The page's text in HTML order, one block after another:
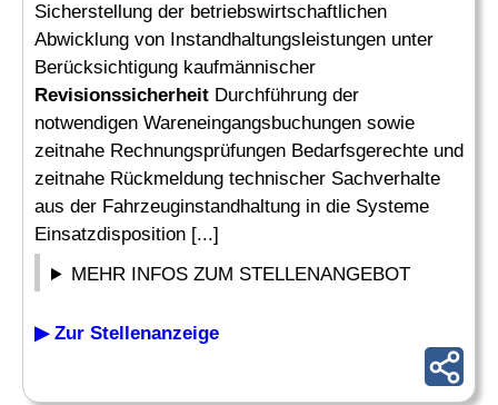
Sicherstellung der betriebswirtschaftlichen
Abwicklung von Instandhaltungsleistungen unter
Berücksichtigung kaufmännischer
Revisionssicherheit Durchführung der
notwendigen Wareneingangsbuchungen sowie
zeitnahe Rechnungsprüfungen Bedarfsgerechte und
zeitnahe Rückmeldung technischer Sachverhalte
aus der Fahrzeuginstandhaltung in die Systeme
Einsatzdisposition [...]
MEHR INFOS ZUM STELLENANGEBOT
▶ Zur Stellenanzeige